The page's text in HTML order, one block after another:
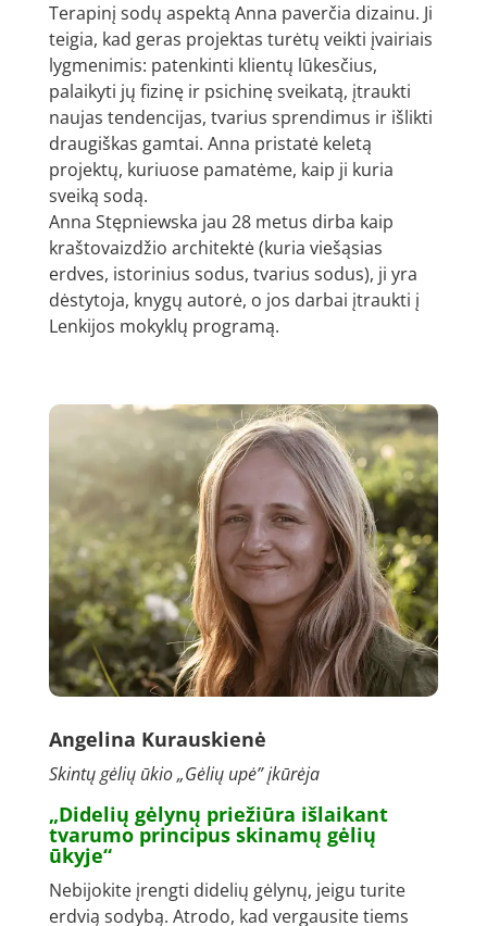
Terapinį sodų aspektą Anna paverčia dizainu. Ji
teigia, kad geras projektas turėtų veikti įvairiais
lygmenimis: patenkinti klientų lūkesčius,
palaikyti jų fizinę ir psichinę sveikatą, įtraukti
naujas tendencijas, tvarius sprendimus ir išlikti
draugiškas gamtai. Anna pristatė keletą
projektų, kuriuose pamatėme, kaip ji kuria
sveiką sodą.
Anna Stępniewska jau 28 metus dirba kaip
kraštovaizdžio architektė (kuria viešąsias
erdves, istorinius sodus, tvarius sodus), ji yra
dėstytoja, knygų autorė, o jos darbai įtraukti į
Lenkijos mokyklų programą.
Angelina Kurauskienė
Skintų gėlių ūkio „Gėlių upė” įkūrėja
„Didelių gėlynų priežiūra išlaikant
tvarumo principus skinamų gėlių
ūkyje“
Nebijokite įrengti didelių gėlynų, jeigu turite
erdvią sodybą. Atrodo, kad vergausite tiems